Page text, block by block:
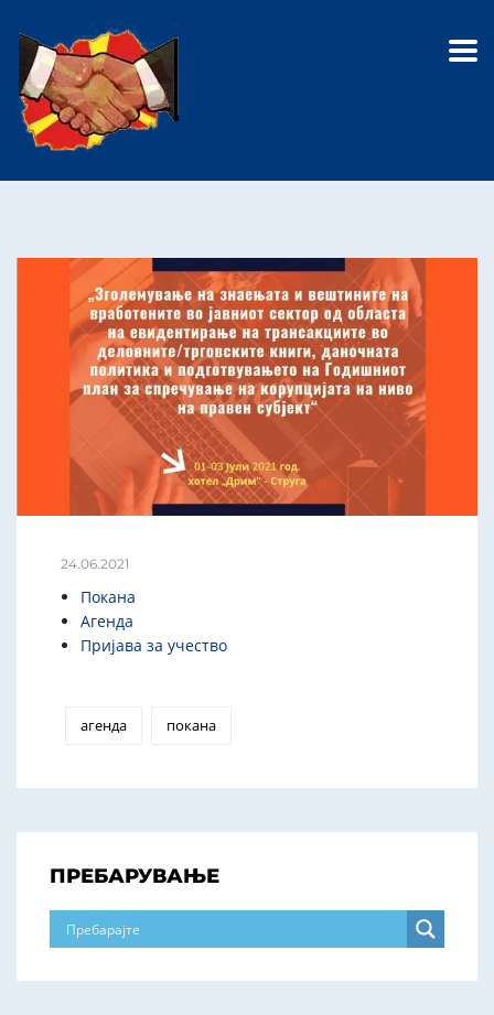
24.06.2021
Покана
Агенда
Пријава за учество
агенда покана
ПРЕБАРУВАЊЕ